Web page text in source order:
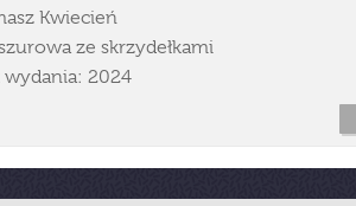
Kwiecień
ze skrzydełkami
wydania: 2024